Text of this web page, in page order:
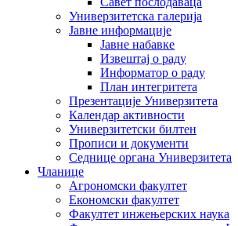
Универзитетска галерија
Јавне информације
Јавне набавке
Извештај о раду
Информатор о раду
План интегритета
Презентације Универзитета
Календар активности
Универзитетски билтен
Прописи и документи
Седнице органа Универзитета
Чланице
Агрономски факултет
Економски факултет
Факултет инжењерских наука